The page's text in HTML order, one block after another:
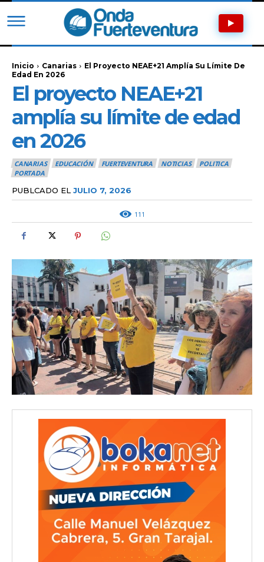
Inicio Canarias
El Proyecto NEAE+21 Amplía Su Límite De
Edad En 2026
El proyecto NEAE+21
amplía su límite de edad
en 2026
CANARIAS EDUCACIÓN FUERTEVENTURA NOTICIAS
POLITICA
PORTADA
PUBLCADO EL JULIO 7, 2026
111